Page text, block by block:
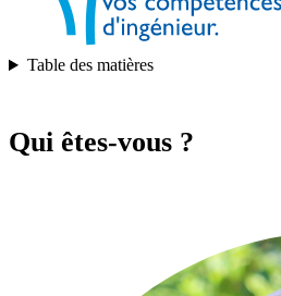
Table des matières
Qui êtes-vous ?